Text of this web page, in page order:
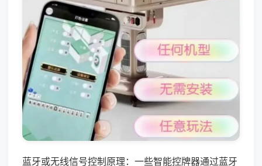
蓝牙或无线信号控制原理：一些智能控牌器通过蓝牙